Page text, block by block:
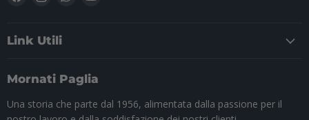
Link Utili
Mornati Paglia
Una storia che parte dal 1956, alimentata dalla passione per il